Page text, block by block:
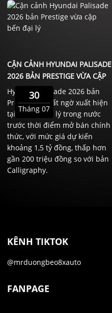
CẬN CẢNH HYUNDAI PALISADE
2026 BẢN PRESTIGE VỪA CẬP
BẾN ĐẠI LÝ
Hyundai Palisade 2026 bản
Prestige đã bất ngờ xuất hiện
tại một số đại lý trong nước
trước thời điểm mở bán chính
thức, với mức giá dự kiến
khoảng 1,5 tỷ đồng, thấp hơn
gần 200 triệu đồng so với bản
Calligraphy.
30
Tháng 07
KÊNH TIKTOK
@mrduongbeo8xauto
FANPAGE